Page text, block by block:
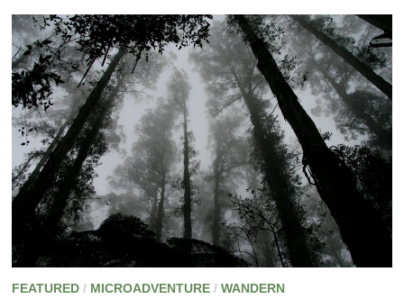
FEATURED/ MICROADVENTURE/ WANDERN